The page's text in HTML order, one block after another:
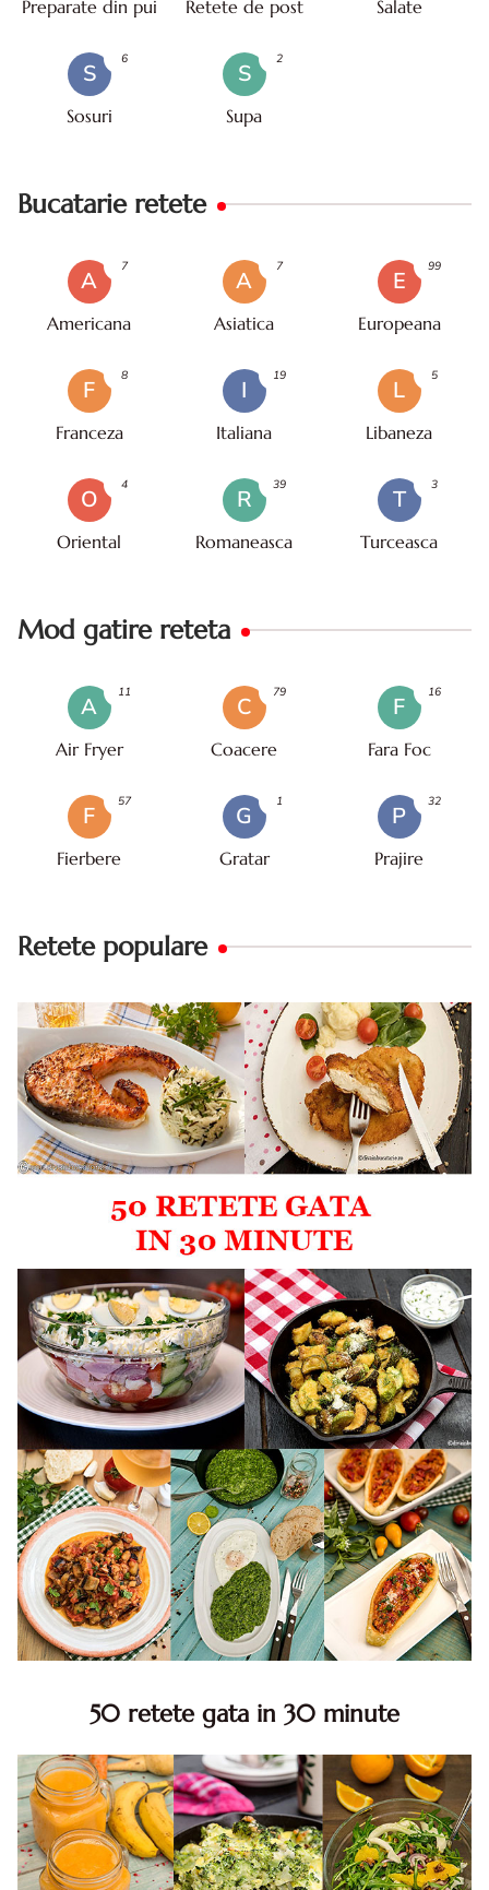
Preparate din pui Retete de post Salate
S
Sosuri
6
S
Supa
2
Bucatarie retete
A
Americana
7
A
Asiatica
7
E
Europeana
99
F
Franceza
8
I
Italiana
19
L
Libaneza
5
O
Oriental
4
R
Romaneasca
39
T
Turceasca
3
Mod gatire reteta
A
Air Fryer
11
C
Coacere
79
F
Fara Foc
16
F
Fierbere
57
G
Gratar
1
P
Prajire
32
Retete populare
50 retete gata in 30 minute
minute. Retete rapide. Retete rapide de mancare. Idei
retete mancare rapid